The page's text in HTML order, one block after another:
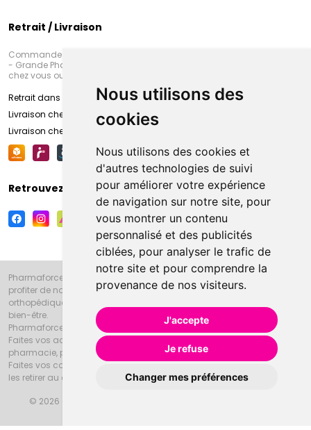
Nous utilisons des
cookies
Nous utilisons des cookies et
d'autres technologies de suivi
pour améliorer votre expérience
de navigation sur notre site, pour
vous montrer un contenu
personnalisé et des publicités
ciblées, pour analyser le trafic de
notre site et pour comprendre la
provenance de nos visiteurs.
J'accepte
Je refuse
Changer mes préférences
Retrait / Livraison
Commandez en ligne et venez chercher votre commande à Amiens
- Grande Pharmacie d’Amiens (Fachon) ou recevez-là rapidement
chez vous ou en point retrait
Retrait dans la pharmacie d’Amiens
Livraison chez vous
Livraison chez votre commerçant
Retrouvez-nous sur vos réseaux sociaux
Pharmaforce.fr et la Grande Pharmacie d’Amiens vous souhaitent de
profiter de notre accueil, de nos conseils pharmaceutiques,
orthopédiques, homéopathiques, parapharmaceutiques, beauté et
bien-être.
Pharmaforce.fr est le site internet de la Grande Pharmacie d’Amiens.
Faites vos achats en ligne grâce à un choix de 20000 références en
pharmacie, parapharmacie, diététique et animaux (vétérinaire).
Faites vos courses de pharmacie et parapharmacie en ligne et venez
les retirer au drive ou vous les faire livrer à domicile.
© 2026 Grande Pharmacie d’Amiens